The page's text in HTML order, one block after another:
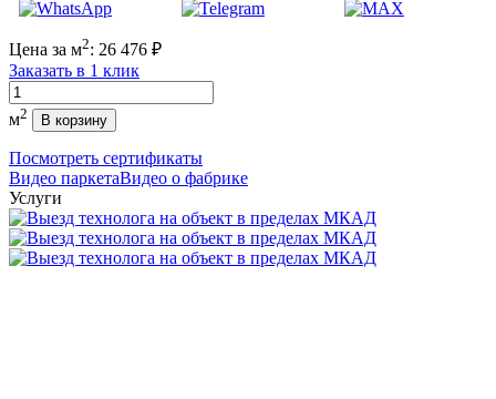
Цена за м2: 26 476 ₽
Заказать в 1 клик
Количество
м2 В корзину
Посмотреть сертификаты
Видео паркетаВидео о фабрике
Услуги